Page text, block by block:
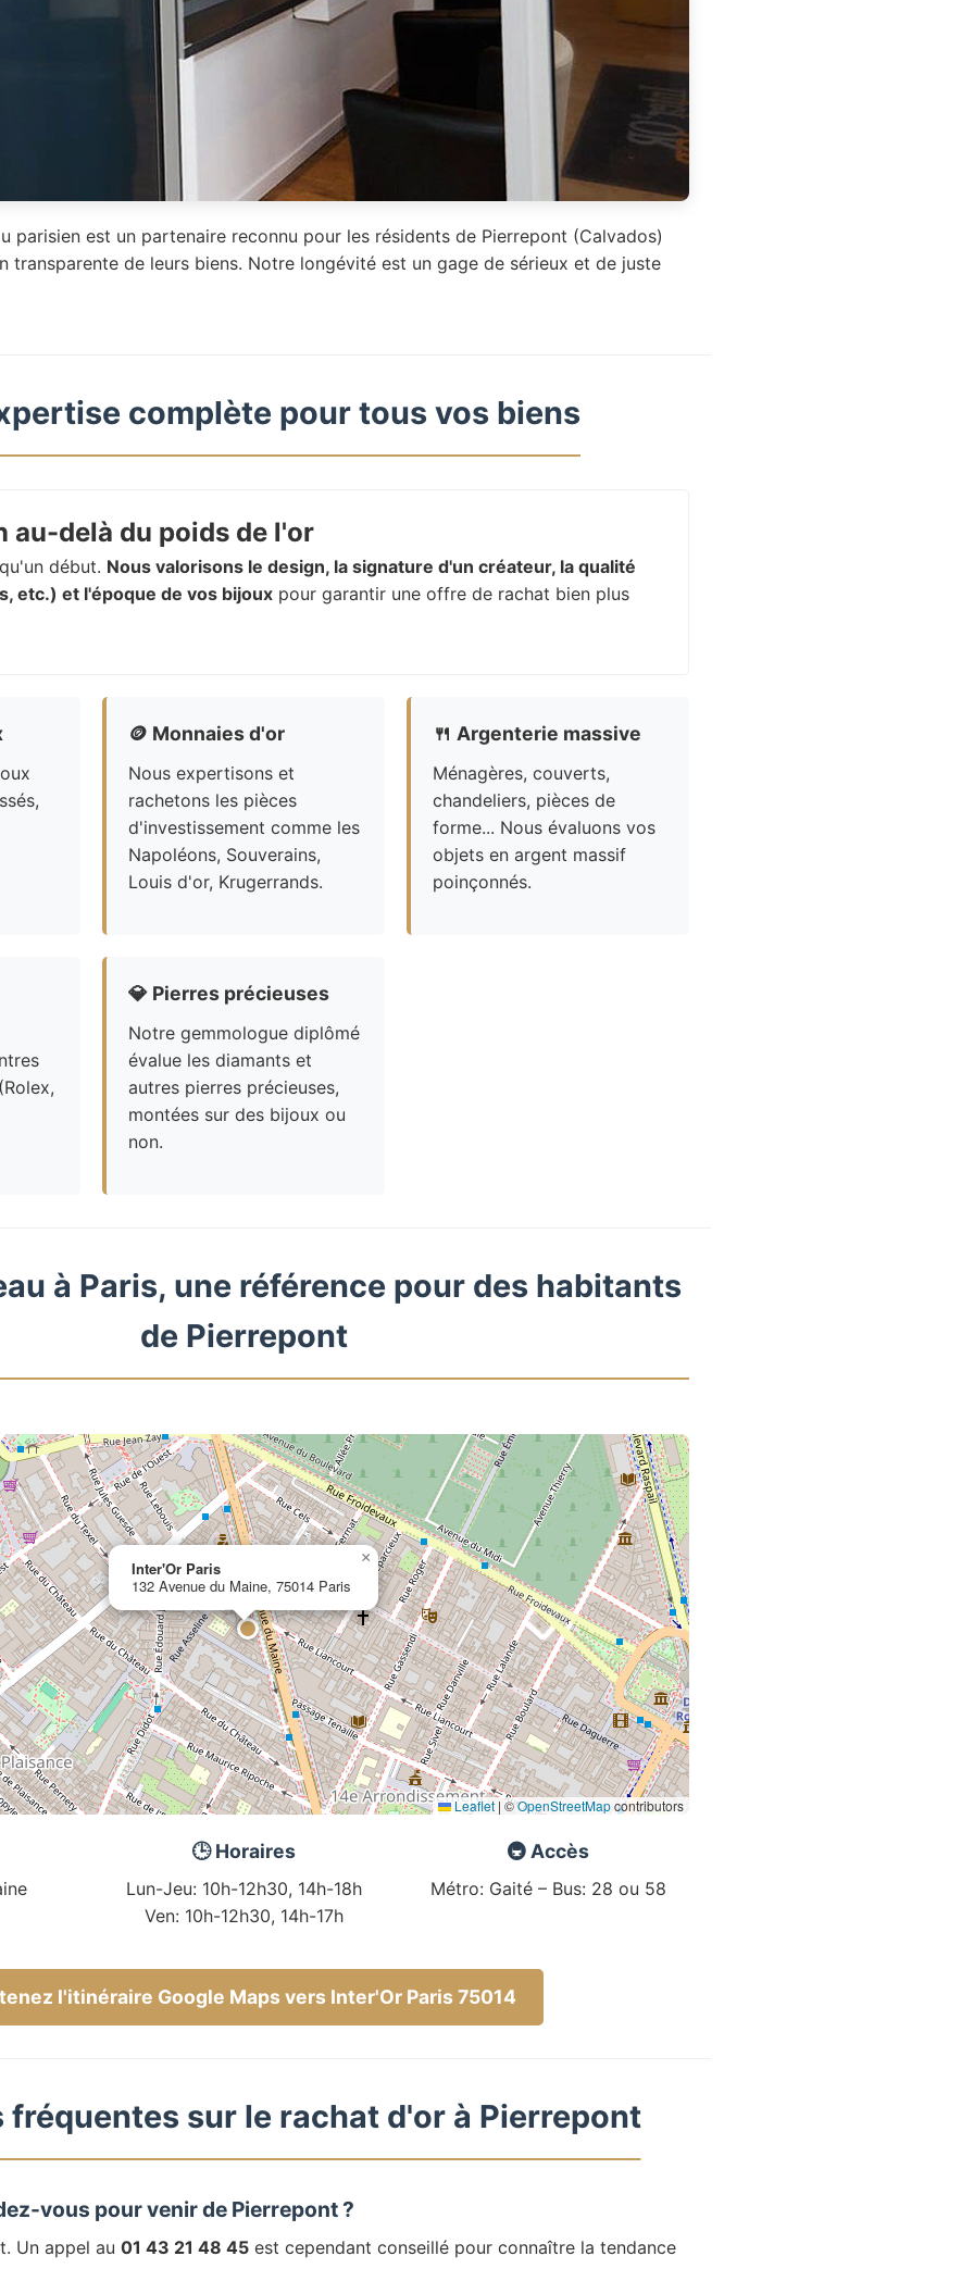
parisien est un partenaire reconnu pour les résidents de Pierrepont (Calvados)
transparente de leurs biens. Notre longévité est un gage de sérieux et de juste
complète pour tous vos biens
delà du poids de l'or
début. Nous valorisons le design, la signature d'un créateur, la qualité
etc.) et l'époque de vos bijoux pour garantir une offre de rachat bien plus
🪙 Monnaies d'or
Nous expertisons et
rachetons les pièces
d'investissement comme les
Napoléons, Souverains,
Louis d'or, Krugerrands.
🍴 Argenterie massive
Ménagères, couverts,
chandeliers, pièces de
forme... Nous évaluons vos
objets en argent massif
poinçonnés.
💎 Pierres précieuses
Notre gemmologue diplômé
évalue les diamants et
autres pierres précieuses,
montées sur des bijoux ou
non.
à Paris, une référence pour des habitants
de Pierrepont
Inter'Or Paris
132 Avenue du Maine, 75014 Paris
×
Leaflet | ©OpenStreetMapcontributors
🕒 Horaires
Lun-Jeu: 10h-12h30, 14h-18h
Ven: 10h-12h30, 14h-17h
🚇 Accès
Métro: Gaité – Bus: 28 ou 58
l'itinéraire Google Maps vers Inter'Or Paris 75014
fréquentes sur le rachat d'or à Pierrepont
vous pour venir de Pierrepont ?
Un appel au 01 43 21 48 45 est cependant conseillé pour connaître la tendance